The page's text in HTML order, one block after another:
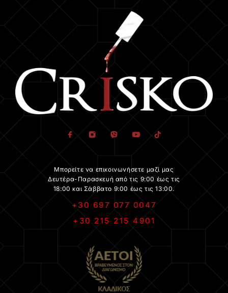
Μπορείτε να επικοινωνήσετε μαζί μας
Δευτέρα-Παρασκευή από τις 9:00 έως τις
18:00 και Σάββατο 9:00 έως τις 13:00.
+30 697 077 0047
+30 215 215 4901